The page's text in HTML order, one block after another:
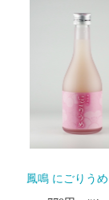
鳳鳴 にごりう